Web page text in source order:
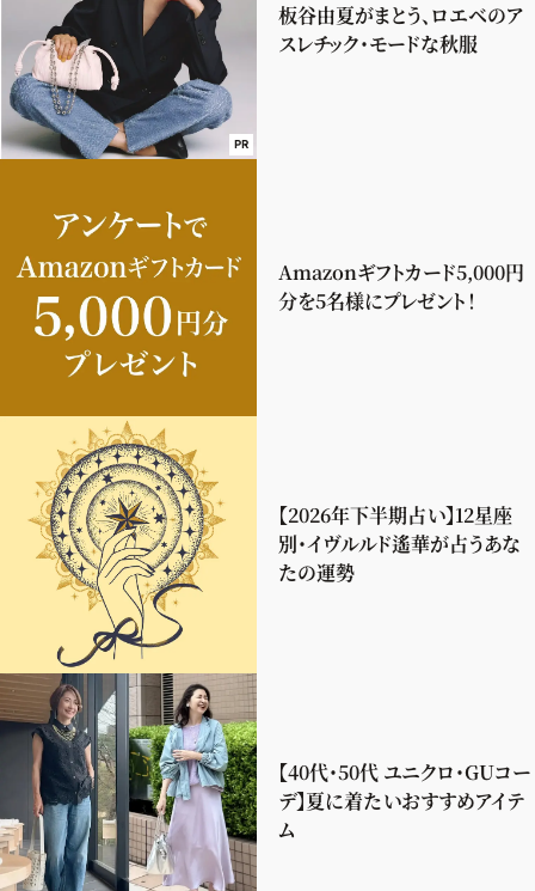
PR
板谷由夏がまとう、ロエベのア
スレチック・モードな秋服
Amazonギフトカード5,000円
分を5名様にプレゼント！
【2026年下半期占い】12星座
別・イヴルルド遙華が占うあな
たの運勢
【40代・50代 ユニクロ・GUコー
デ】夏に着たいおすすめアイテ
ム